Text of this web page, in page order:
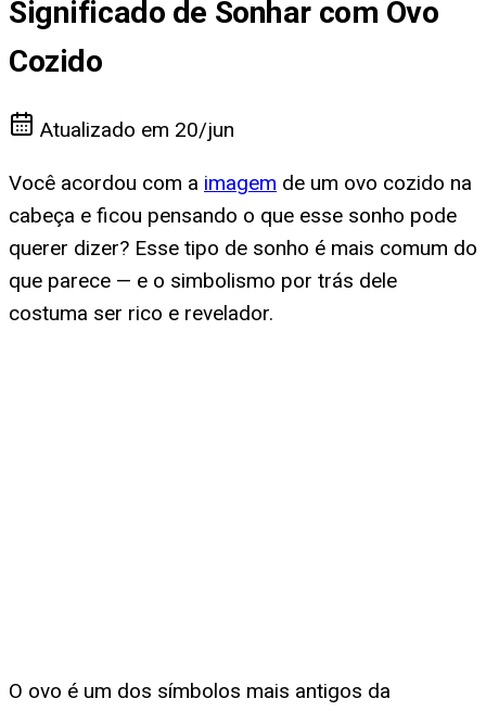
Significado de Sonhar com Ovo
Cozido
Atualizado em 20/jun
Você acordou com a imagem de um ovo cozido na
cabeça e ficou pensando o que esse sonho pode
querer dizer? Esse tipo de sonho é mais comum do
que parece — e o simbolismo por trás dele
costuma ser rico e revelador.
O ovo é um dos símbolos mais antigos da